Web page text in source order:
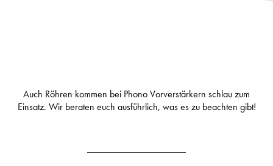
Auch Röhren kommen bei Phono Vorverstärkern schlau zum
Einsatz. Wir beraten euch ausführlich, was es zu beachten gibt!